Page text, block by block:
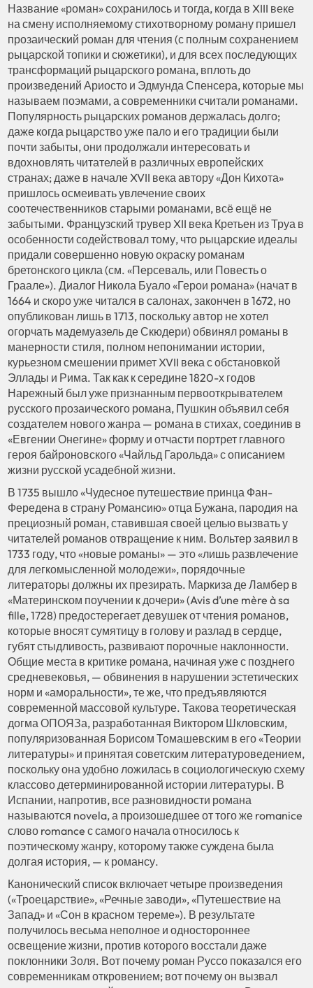
Название «роман» сохранилось и тогда, когда в XIII веке
на смену исполняемому стихотворному роману пришел
прозаический роман для чтения (с полным сохранением
рыцарской топики и сюжетики), и для всех последующих
трансформаций рыцарского романа, вплоть до
произведений Ариосто и Эдмунда Спенсера, которые мы
называем поэмами, а современники считали романами.
Популярность рыцарских романов держалась долго;
даже когда рыцарство уже пало и его традиции были
почти забыты, они продолжали интересовать и
вдохновлять читателей в различных европейских
странах; даже в начале XVII века автору «Дон Кихота»
пришлось осмеивать увлечение своих
соотечественников старыми романами, всё ещё не
забытыми. Французский трувер XII века Кретьен из Труа в
особенности содействовал тому, что рыцарские идеалы
придали совершенно новую окраску романам
бретонского цикла (см. «Персеваль, или Повесть о
Граале»). Диалог Никола Буало «Герои романа» (начат в
1664 и скоро уже читался в салонах, закончен в 1672, но
опубликован лишь в 1713, поскольку автор не хотел
огорчать мадемуазель де Скюдери) обвинял романы в
манерности стиля, полном непонимании истории,
курьезном смешении примет XVII века с обстановкой
Эллады и Рима. Так как к середине 1820-х годов
Нарежный был уже признанным первооткрывателем
русского прозаического романа, Пушкин объявил себя
создателем нового жанра — романа в стихах, соединив в
«Евгении Онегине» форму и отчасти портрет главного
героя байроновского «Чайльд Гарольда» с описанием
жизни русской усадебной жизни.
В 1735 вышло «Чудесное путешествие принца Фан-
Фередена в страну Романсию» отца Бужана, пародия на
прециозный роман, ставившая своей целью вызвать у
читателей романов отвращение к ним. Вольтер заявил в
1733 году, что «новые романы» — это «лишь развлечение
для легкомысленной молодежи», порядочные
литераторы должны их презирать. Маркиза де Ламбер в
«Материнском поучении к дочери» (Avis d’une mère à sa
fille, 1728) предостерегает девушек от чтения романов,
которые вносят сумятицу в голову и разлад в сердце,
губят стыдливость, развивают порочные наклонности.
Общие места в критике романа, начиная уже с позднего
средневековья, — обвинения в нарушении эстетических
норм и «аморальности», те же, что предъявляются
современной массовой культуре. Такова теоретическая
догма ОПОЯЗа, разработанная Виктором Шкловским,
популяризованная Борисом Томашевским в его «Теории
литературы» и принятая советским литературоведением,
поскольку она удобно ложилась в социологическую схему
классово детерминированной истории литературы. В
Испании, напротив, все разновидности романа
называются novela, а произошедшее от того же romanice
слово romance с самого начала относилось к
поэтическому жанру, которому также суждена была
долгая история, — к романсу.
Канонический список включает четыре произведения
(«Троецарствие», «Речные заводи», «Путешествие на
Запад» и «Сон в красном тереме»). В результате
получилось весьма неполное и одностороннее
освещение жизни, против которого восстали даже
поклонники Золя. Вот почему роман Руссо показался его
современникам откровением; вот почему он вызвал